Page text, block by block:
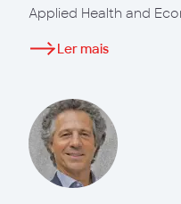
Applied Health and
Ler mais